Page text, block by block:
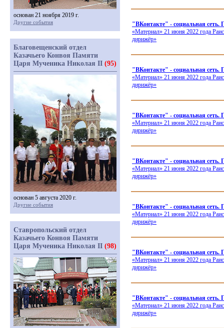
"ВКонтакте" - социальная
«Материал» 21 июня 2022 года
дирижёр»
"ВКонтакте" - социальная
«Материал» 21 июня 2022 года
дирижёр»
"ВКонтакте" - социальная сеть.
«Материал» 21 июня 2022 года
дирижёр»
"ВКонтакте" - социальная
«Материал» 21 июня 2022 года
дирижёр»
"ВКонтакте" - социальная
«Материал» 21 июня 2022 года
дирижёр»
"ВКонтакте" - социальная
«Материал» 21 июня 2022 года
дирижёр»
"ВКонтакте" - социальная
«Материал» 21 июня 2022 года
дирижёр»
основан 21 ноября 2019 г.
Другие события
Благовещенский отдел
Казачьего Конвоя Памяти
Царя Мученика Николая II (95)
основан 5 августа 2020 г.
Другие события
Ставропольский отдел
Казачьего Конвоя Памяти
Царя Мученика Николая II (98)